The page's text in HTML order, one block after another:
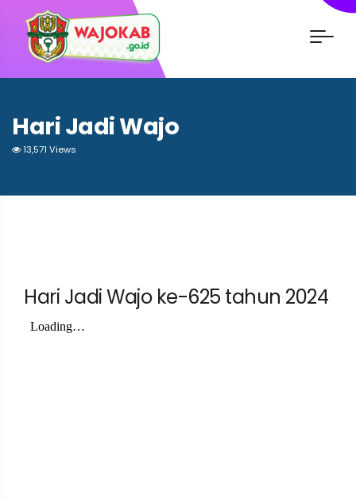
Hari Jadi Wajo
13,571 Views
Hari Jadi Wajo ke-625 tahun 2024